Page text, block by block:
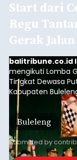
Start dari
Regu
Gerak
balitribune.co.id
mengikuti Lomba
Tingkat Dewasa
Kabupaten
HUT ke-81
Lomba resmi
Desa Celukan
Buleleng
Submitted by